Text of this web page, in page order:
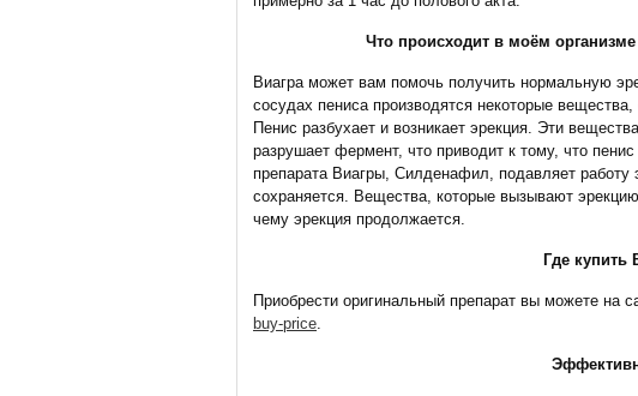
Что происходит в моём
Виагра может вам помочь получить нормальную
сосудах пениса производятся некоторые
Пенис разбухает и возникает эрекция. Эти
разрушает фермент, что приводит к тому, что
препарата Виагры, Силденафил, подавляет работу
сохраняется. Вещества, которые вызывают
чему эрекция продолжается.
Где купить
Приобрести оригинальный препарат вы можете на
buy-price